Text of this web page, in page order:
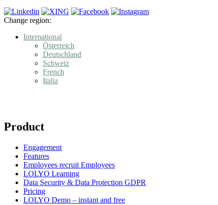
Change region:
International
Österreich
Deutschland
Schweiz
French
Italia
Product
Engagement
Features
Employees recruit Employees
LOLYO Learning
Data Security & Data Protection GDPR
Pricing
LOLYO Demo – instant and free